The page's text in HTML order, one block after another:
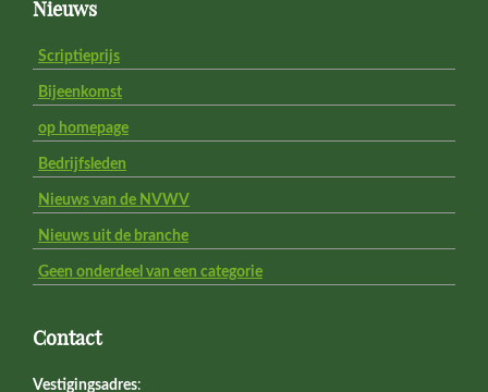
FooterNieuws
Scriptieprijs
Bijeenkomst
op homepage
Bedrijfsleden
Nieuws van de NVWV
Nieuws uit de branche
Geen onderdeel van een categorie
Contact
Vestigingsadres: